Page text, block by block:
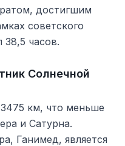
достигшим
советского
38,5 часов.
Солнечной
км, что меньше
и Сатурна.
Ганимед, является